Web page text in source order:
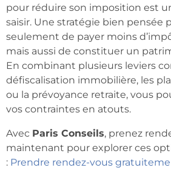
pour réduire son imposition est
saisir. Une stratégie bien pensée
seulement de payer moins
mais aussi de constituer un
En combinant plusieurs leviers
défiscalisation immobilière, les
ou la prévoyance retraite, vous
vos contraintes en atouts.
Avec Paris Conseils, prenez
maintenant pour explorer ces
: Prendre rendez-vous